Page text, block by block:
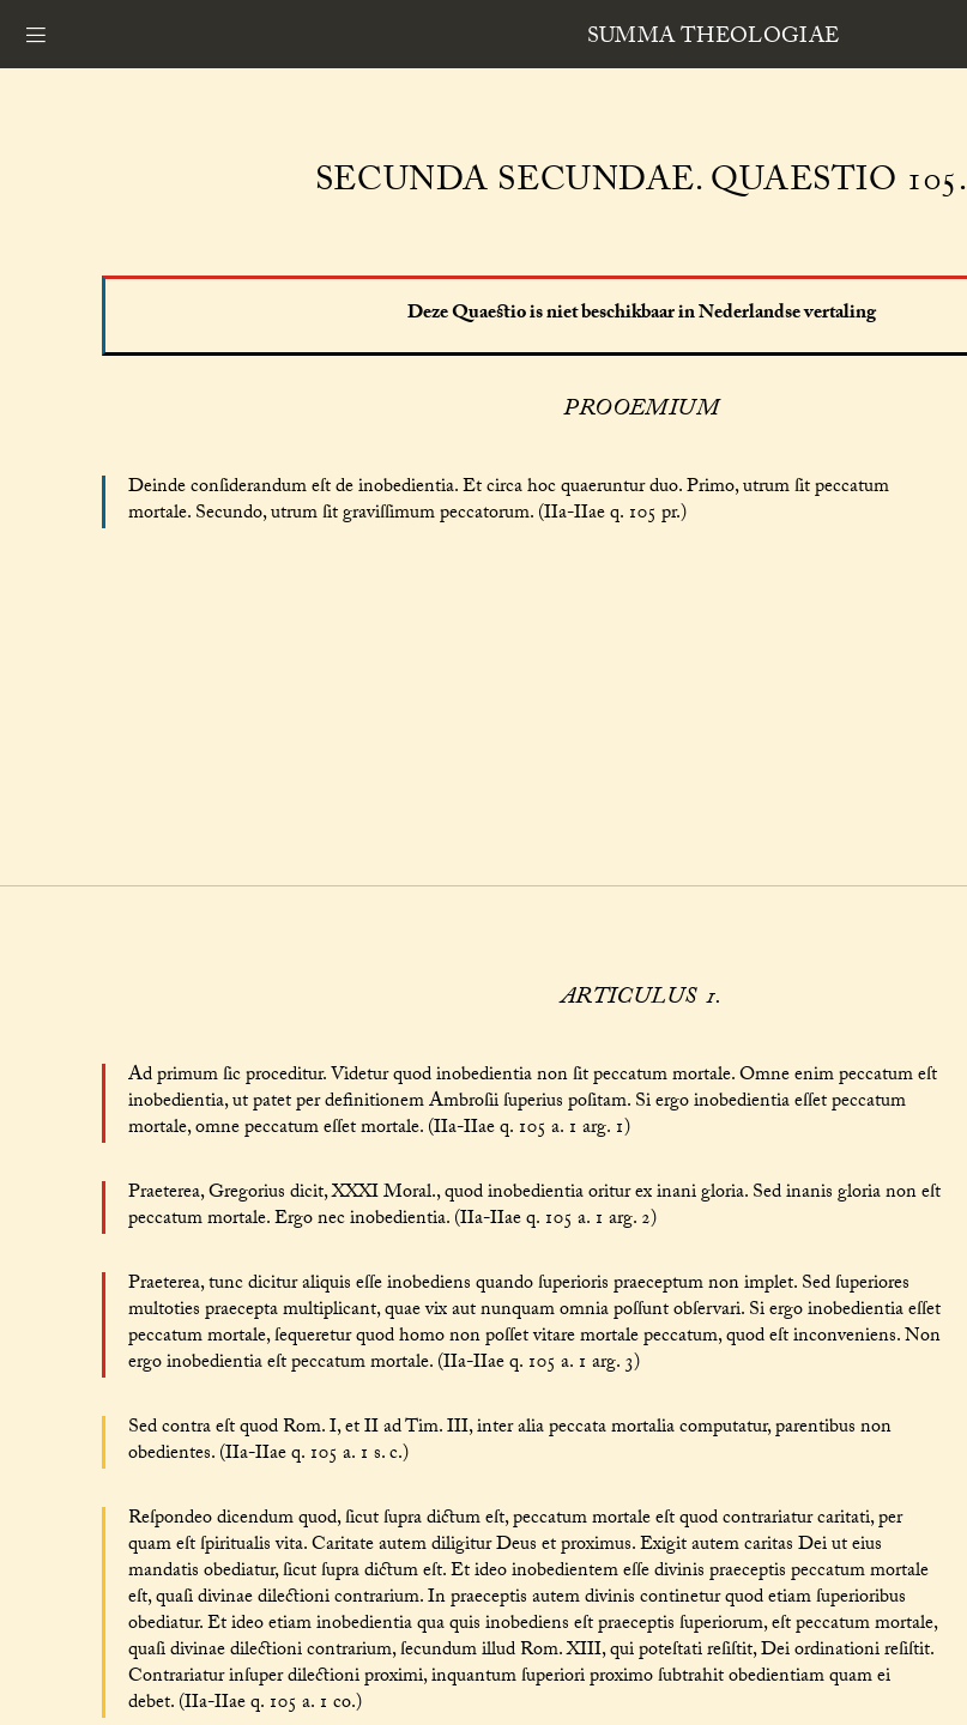
SUMMA THEOLOGIAE
SECUNDA SECUNDAE. QUAESTIO 105.
Deze Quaestio is niet beschikbaar in Nederlandse vertaling
PROOEMIUM
Deinde conſiderandum eſt de inobedientia. Et circa hoc quaeruntur duo. Primo, utrum ſit peccatum
mortale. Secundo, utrum ſit graviſſimum peccatorum. (IIa-IIae q. 105 pr.)
ARTICULUS 1.
Ad primum ſic proceditur. Videtur quod inobedientia non ſit peccatum mortale. Omne enim peccatum eſt
inobedientia, ut patet per definitionem Ambroſii ſuperius poſitam. Si ergo inobedientia eſſet peccatum
mortale, omne peccatum eſſet mortale. (IIa-IIae q. 105 a. 1 arg. 1)
Praeterea, Gregorius dicit, XXXI Moral., quod inobedientia oritur ex inani gloria. Sed inanis gloria non eſt
peccatum mortale. Ergo nec inobedientia. (IIa-IIae q. 105 a. 1 arg. 2)
Praeterea, tunc dicitur aliquis eſſe inobediens quando ſuperioris praeceptum non implet. Sed ſuperiores
multoties praecepta multiplicant, quae vix aut nunquam omnia poſſunt obſervari. Si ergo inobedientia eſſet
peccatum mortale, ſequeretur quod homo non poſſet vitare mortale peccatum, quod eſt inconveniens. Non
ergo inobedientia eſt peccatum mortale. (IIa-IIae q. 105 a. 1 arg. 3)
Sed contra eſt quod Rom. I, et II ad Tim. III, inter alia peccata mortalia computatur, parentibus non
obedientes. (IIa-IIae q. 105 a. 1 s. c.)
Reſpondeo dicendum quod, ſicut ſupra dictum eſt, peccatum mortale eſt quod contrariatur caritati, per
quam eſt ſpiritualis vita. Caritate autem diligitur Deus et proximus. Exigit autem caritas Dei ut eius
mandatis obediatur, ſicut ſupra dictum eſt. Et ideo inobedientem eſſe divinis praeceptis peccatum mortale
eſt, quaſi divinae dilectioni contrarium. In praeceptis autem divinis continetur quod etiam ſuperioribus
obediatur. Et ideo etiam inobedientia qua quis inobediens eſt praeceptis ſuperiorum, eſt peccatum mortale,
quaſi divinae dilectioni contrarium, ſecundum illud Rom. XIII, qui poteſtati reſiſtit, Dei ordinationi reſiſtit.
Contrariatur inſuper dilectioni proximi, inquantum ſuperiori proximo ſubtrahit obedientiam quam ei
debet. (IIa-IIae q. 105 a. 1 co.)